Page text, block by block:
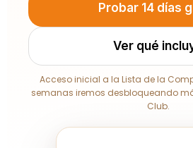
Probar 14 días
Ver qué
Acceso inicial a la Lista de la
semanas iremos desbloqueando
Club.